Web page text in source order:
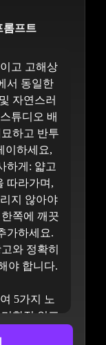
롬프트
고 고해상
서 동일한
자연스러
튜디오 배
하고 반투
이하세요,
하게: 얇고
따라가며,
지 않아야
쪽에 깨끗
가하세요.
와 정확히
야 합니다.
5가지 노
학적 인포